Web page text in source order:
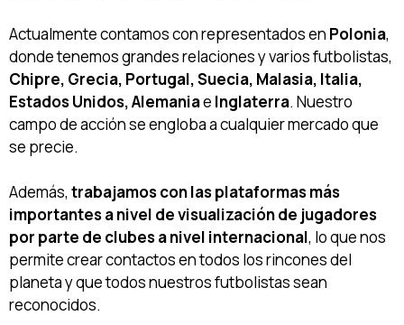
Actualmente contamos con representados en Polonia,
donde tenemos grandes relaciones y varios futbolistas,
Chipre, Grecia, Portugal, Suecia, Malasia, Italia,
Estados Unidos, Alemaniae Inglaterra. Nuestro
campo de acción se engloba a cualquier mercado que
se precie.
Además, trabajamos con las plataformas más
importantes a nivel de visualización de jugadores
por parte de clubes a nivel internacional, lo que nos
permite crear contactos en todos los rincones del
planeta y que todos nuestros futbolistas sean
reconocidos.